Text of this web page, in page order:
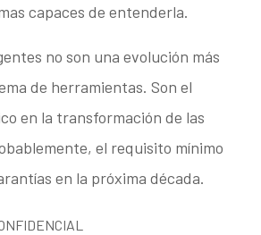
capaces de entenderla.
no son una evolución más
de herramientas. Son el
en la transformación de las
el requisito mínimo
en la próxima década.